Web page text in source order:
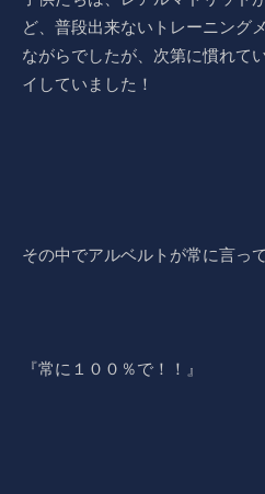
ど、普段出来ないトレーニング
ながらでしたが、次第に慣れて
イしていました！
その中でアルベルトが常に言っ
『常に１００％で！！』